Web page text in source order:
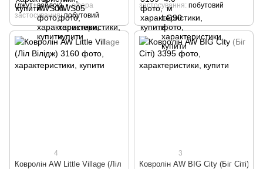
(джут+войлок)
сфера
застосування побутовий
застосування побутовий
4
Ковролін AW Little Village (Ліл
3
Ковролін AW BIG City (Біг Сіті)